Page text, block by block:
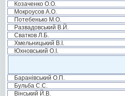
Козаченко О.О.
Мокроусов А.О.
Потебенько М.О.
Развадовський В.Й.
Сватков Л.Б.
Хмельницький В.І.
Юхновський О.І.
Баранівський О.П.
Бульба С.С.
Вінський Й.В.